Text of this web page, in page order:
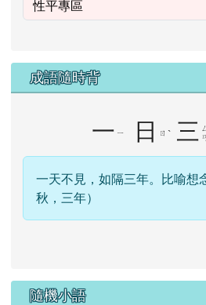
成語隨時背
一 ㄧ 日 ㄖ ˋ 三
ㄙ
一天不見，如隔三年。比喻想
秋，三年）
隨機小語